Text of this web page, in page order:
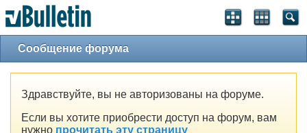
Сообщение форума
Здравствуйте, вы не авторизованы на форуме.
Если вы хотите приобрести доступ на форум, вам
нужно прочитать эту страницу